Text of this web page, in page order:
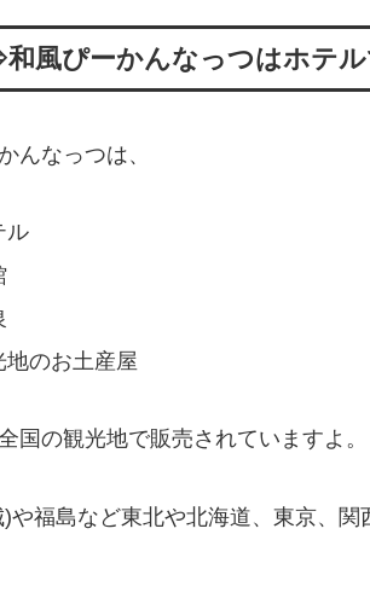
風ぴーかんなっつはホテル
んなっつは、
ル
地のお土産屋
国の観光地で販売されていますよ。
や福島など東北や北海道、東京、